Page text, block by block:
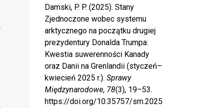
Damski, P. P. (2025). Stany
Zjednoczone wobec systemu
arktycznego na początku drugiej
prezydentury Donalda Trumpa:
Kwestia suwerenności Kanady
oraz Danii na Grenlandii (styczeń–
kwiecień 2025 r.). Sprawy
Międzynarodowe, 78(3), 19–53.
https://doi.org/10.35757/sm.2025